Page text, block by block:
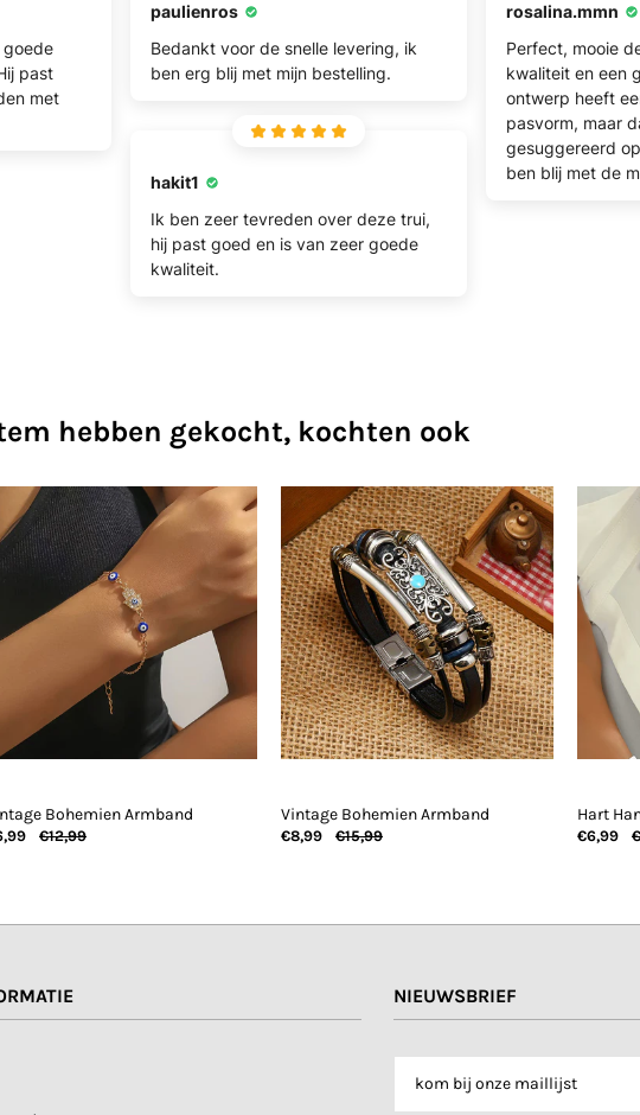
goede
past
met
paulienros
Bedankt voor de snelle levering, ik
ben erg blij met mijn bestelling.
rosalina.mmn
Perfect, mooie
kwaliteit en een
ontwerp heeft
pasvorm, maar
gesuggereerd
ben blij met de
hakit1
Ik ben zeer tevreden over deze trui,
hij past goed en is van zeer goede
kwaliteit.
hebben gekocht, kochten ook
Bohemien Armband
€12,99
Vintage Bohemien Armband
€8,99 €15,99
Hart
€6,99
NIEUWSBRIEF